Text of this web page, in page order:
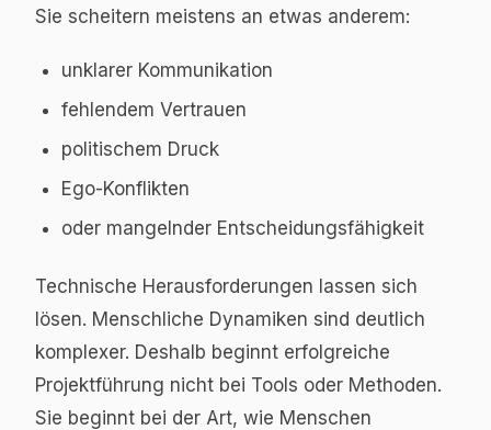
Sie scheitern meistens an etwas anderem:
unklarer Kommunikation
fehlendem Vertrauen
politischem Druck
Ego-Konflikten
oder mangelnder Entscheidungsfähigkeit
Technische Herausforderungen lassen sich
lösen. Menschliche Dynamiken sind deutlich
komplexer. Deshalb beginnt erfolgreiche
Projektführung nicht bei Tools oder Methoden.
Sie beginnt bei der Art, wie Menschen